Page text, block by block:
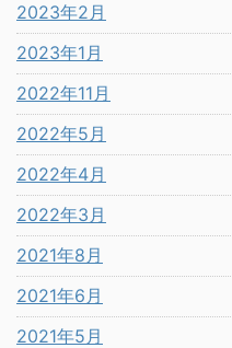
2023年2月
2023年1月
2022年11月
2022年5月
2022年4月
2022年3月
2021年8月
2021年6月
2021年5月